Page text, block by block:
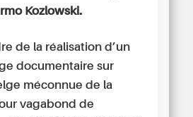
Kozlowski.
de la réalisation d’un
documentaire sur
méconnue de la
vagabond de